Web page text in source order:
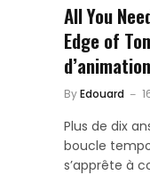
All You
Edge of
d’animation
ByEdouard
Plus de dix
boucle
s’apprête à